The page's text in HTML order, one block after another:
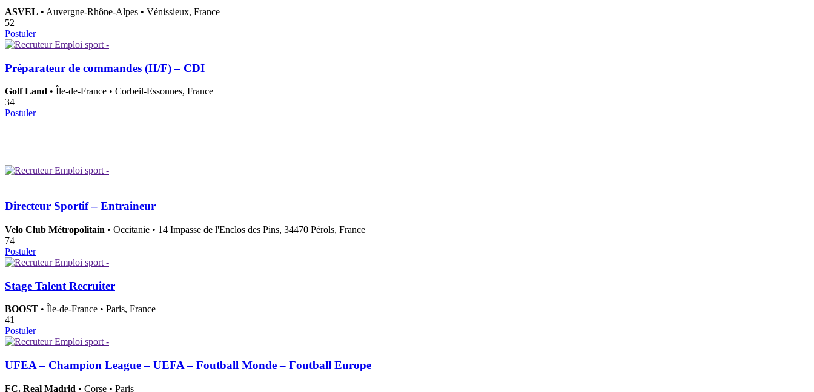
ASVEL • Auvergne-Rhône-Alpes • Vénissieux, France
52
Postuler
Préparateur de commandes (H/F) – CDI
Golf Land • Île-de-France • Corbeil-Essonnes, France
34
Postuler
Directeur Sportif – Entraineur
Velo Club Métropolitain • Occitanie • 14 Impasse de l'Enclos des Pins, 34470 Pérols, France
74
Postuler
Stage Talent Recruiter
BOOST • Île-de-France • Paris, France
41
Postuler
UFEA – Champion League – UEFA – Foutball Monde – Foutball Europe
FC. Real Madrid • Corse • Paris